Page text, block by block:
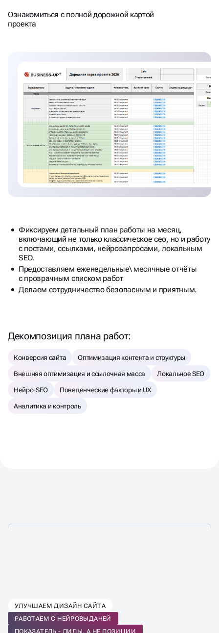
СЧИТАЕМ ПЛАН\ФАКТ
МЕСЯЦ. РАБОТАЕМ С KPI
Ознакомиться с полной дорожной картой
проекта
Фиксируем детальный план работы на месяц,
включающий не только классическое сео, но и работу
с постами, ссылками, нейрозапросами, локальным
SEO.
Предоставляем еженедельные\ месячные отчёты
с прозрачным списком работ
Делаем сотрудничество безопасным и приятным.
Декомпозиция плана работ:
Конверсия сайта Оптимизация контента и структуры
Внешняя оптимизация и ссылочная масса Локальное SEO
Нейро-SEO Поведенческие факторы и UX
Аналитика и контроль
ВЫБЕРИТЕ ТАРИФ SEO-
ПРОДВИЖЕНИЯ
УЛУЧШАЕМ ДИЗАЙН САЙТА
РАБОТАЕМ С НЕЙРОВЫДАЧЕЙ
ПОКАЗАТЕЛЬ - ЛИДЫ, А НЕ ПОЗИЦИИ